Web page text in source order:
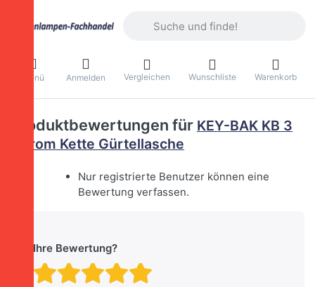
Menü Anmelden Vergleichen Wunschliste Warenkorb
Produktbewertungen für KEY-BAK KB 3
Chrom Kette Gürtellasche
Nur registrierte Benutzer können eine
Bewertung verfassen.
Ihre Bewertung?
Bewertung: 4 von
Bewertung: 3 von 5
Bewertung: 2 von 5
Bewertung: 1 von 5